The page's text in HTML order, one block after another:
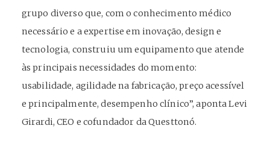
grupo diverso que, com o conhecimento médico
necessário e a expertise em inovação, design e
tecnologia, construiu um equipamento que atende
às principais necessidades do momento:
usabilidade, agilidade na fabricação, preço acessível
e principalmente, desempenho clínico”, aponta Levi
Girardi, CEO e cofundador da Questtonó.